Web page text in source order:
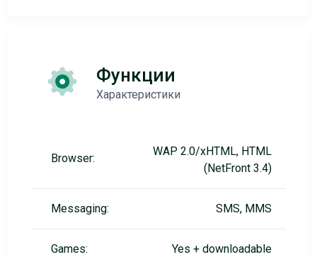
Функции
Характеристики
Browser:
WAP 2.0/xHTML, HTML
(NetFront 3.4)
Messaging: SMS, MMS
Games: Yes + downloadable